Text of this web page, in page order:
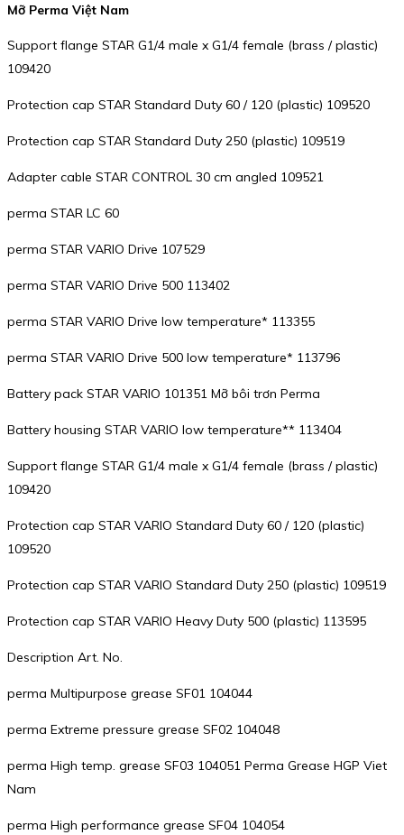
Mỡ Perma Việt Nam
Support flange STAR G1/4 male x G1/4 female (brass / plastic)
109420
Protection cap STAR Standard Duty 60 / 120 (plastic) 109520
Protection cap STAR Standard Duty 250 (plastic) 109519
Adapter cable STAR CONTROL 30 cm angled 109521
perma STAR LC 60
perma STAR VARIO Drive 107529
perma STAR VARIO Drive 500 113402
perma STAR VARIO Drive low temperature* 113355
perma STAR VARIO Drive 500 low temperature* 113796
Battery pack STAR VARIO 101351 Mỡ bôi trơn Perma
Battery housing STAR VARIO low temperature** 113404
Support flange STAR G1/4 male x G1/4 female (brass / plastic)
109420
Protection cap STAR VARIO Standard Duty 60 / 120 (plastic)
109520
Protection cap STAR VARIO Standard Duty 250 (plastic) 109519
Protection cap STAR VARIO Heavy Duty 500 (plastic) 113595
Description Art. No.
perma Multipurpose grease SF01 104044
perma Extreme pressure grease SF02 104048
perma High temp. grease SF03 104051 Perma Grease HGP Viet
Nam
perma High performance grease SF04 104054